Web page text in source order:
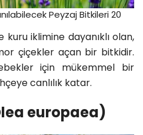
Peyzaj Bitkileri 20
kuru iklimine dayanıklı olan,
çiçekler açan bir bitkidir.
için mükemmel bir
canlılık katar.
europaea)